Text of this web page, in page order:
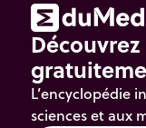
L’encyclopédie
sciences et aux